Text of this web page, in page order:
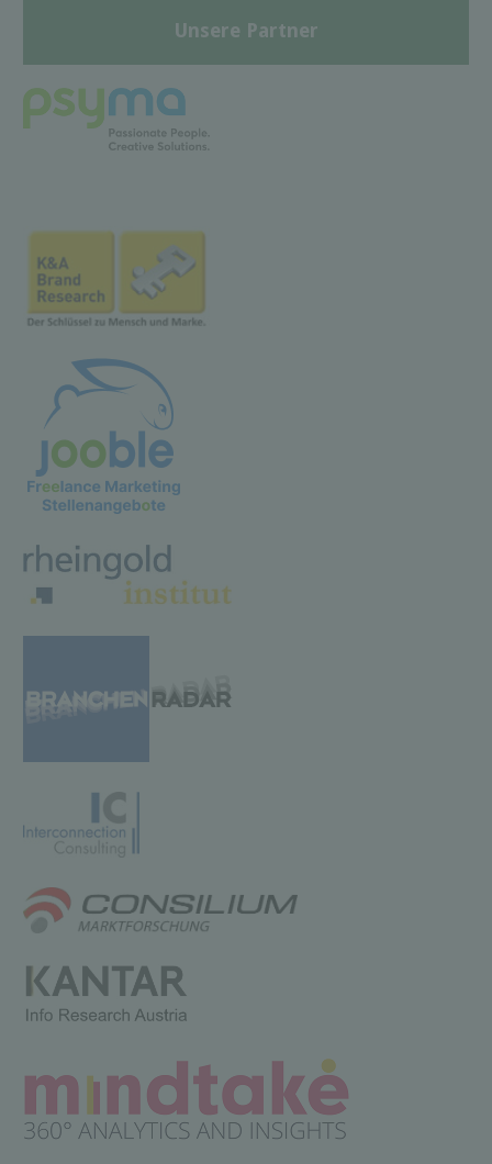
Unsere Partner